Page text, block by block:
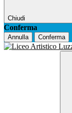
Chiudi
Conferma
Annulla Conferma